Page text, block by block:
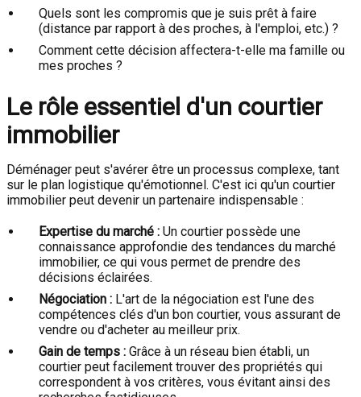
Quels sont les compromis que je suis prêt à faire
(distance par rapport à des proches, à l'emploi, etc.) ?
Comment cette décision affectera-t-elle ma famille ou
mes proches ?
Le rôle essentiel d'un courtier
immobilier
Déménager peut s'avérer être un processus complexe, tant
sur le plan logistique qu'émotionnel. C'est ici qu'un courtier
immobilier peut devenir un partenaire indispensable :
Expertise du marché : Un courtier possède une
connaissance approfondie des tendances du marché
immobilier, ce qui vous permet de prendre des
décisions éclairées.
Négociation : L'art de la négociation est l'une des
compétences clés d'un bon courtier, vous assurant de
vendre ou d'acheter au meilleur prix.
Gain de temps : Grâce à un réseau bien établi, un
courtier peut facilement trouver des propriétés qui
correspondent à vos critères, vous évitant ainsi des